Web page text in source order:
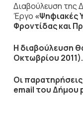
Διαβούλευση της
Έργο «Ψηφιακές
Φροντίδας και
Η διαβούλευση
Οκτωβρίου 2011).
Οι
email του Δήμου